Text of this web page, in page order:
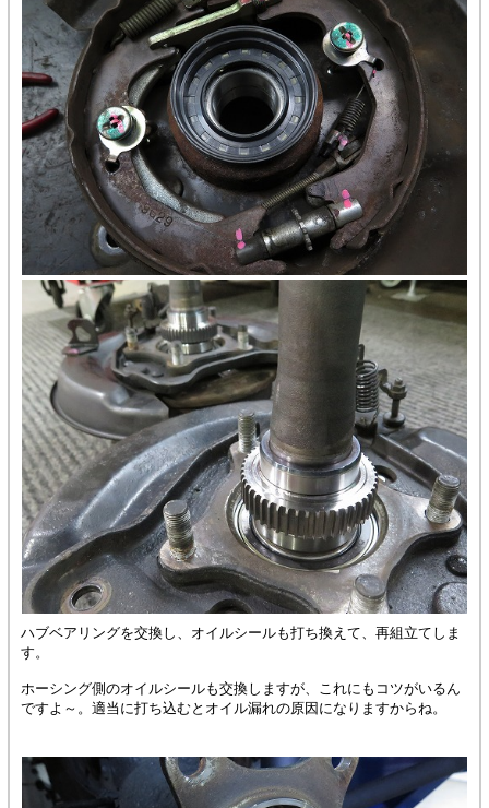
ハブベアリングを交換し、オイルシールも打ち換えて、再組立てしま
す。
ホーシング側のオイルシールも交換しますが、これにもコツがいるん
ですよ～。適当に打ち込むとオイル漏れの原因になりますからね。